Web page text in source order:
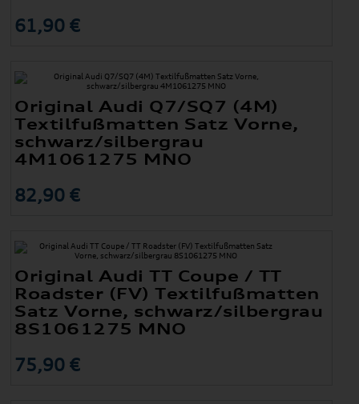
61,90 €
Original Audi Q7/SQ7 (4M)
Textilfußmatten Satz Vorne,
schwarz/silbergrau
4M1061275 MNO
82,90 €
Original Audi TT Coupe / TT
Roadster (FV) Textilfußmatten
Satz Vorne, schwarz/silbergrau
8S1061275 MNO
75,90 €